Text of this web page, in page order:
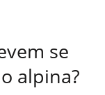
se
alpina?